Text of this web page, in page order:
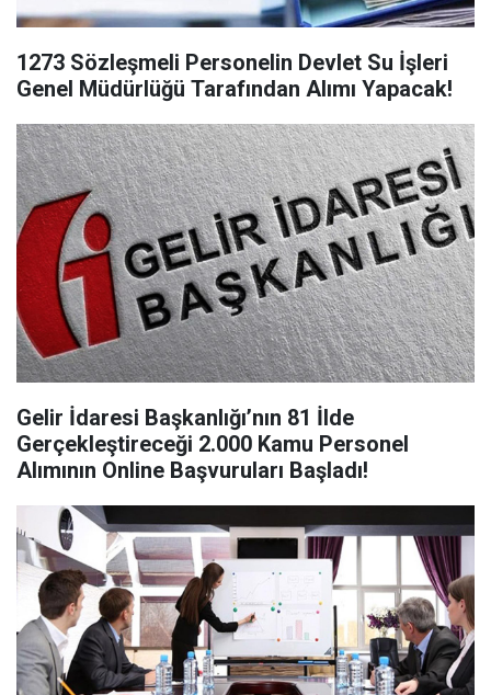
1273 Sözleşmeli Personelin Devlet Su İşleri
Genel Müdürlüğü Tarafından Alımı Yapacak!
Gelir İdaresi Başkanlığı’nın 81 İlde
Gerçekleştireceği 2.000 Kamu Personel
Alımının Online Başvuruları Başladı!